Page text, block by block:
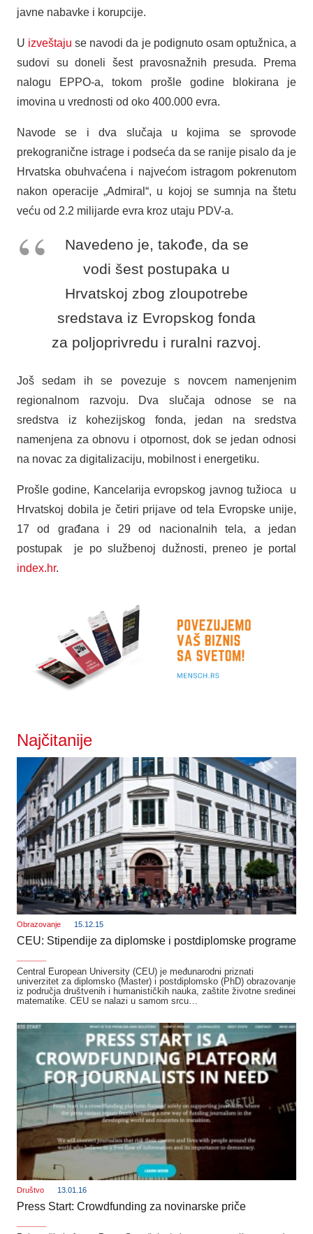
javne nabavke i korupcije.
U izveštaju se navodi da je podignuto osam optužnica, a
sudovi su doneli šest pravosnažnih presuda. Prema
nalogu EPPO-a, tokom prošle godine blokirana je
imovina u vrednosti od oko 400.000 evra.
Navode se i dva slučaja u kojima se sprovode
prekogranične istrage i podseća da se ranije pisalo da je
Hrvatska obuhvaćena i najvećom istragom pokrenutom
nakon operacije „Admiral“, u kojoj se sumnja na štetu
veću od 2.2 milijarde evra kroz utaju PDV-a.
Navedeno je, takođe, da se
vodi šest postupaka u
Hrvatskoj zbog zloupotrebe
sredstava iz Evropskog fonda
za poljoprivredu i ruralni razvoj.
Još sedam ih se povezuje s novcem namenjenim
regionalnom razvoju. Dva slučaja odnose se na
sredstva iz kohezijskog fonda, jedan na sredstva
namenjena za obnovu i otpornost, dok se jedan odnosi
na novac za digitalizaciju, mobilnost i energetiku.
Prošle godine, Kancelarija evropskog javnog tužioca u
Hrvatskoj dobila je četiri prijave od tela Evropske unije,
17 od građana i 29 od nacionalnih tela, a jedan
postupak je po službenoj dužnosti, preneo je portal
index.hr.
Najčitanije
Obrazovanje 15.12.15
CEU: Stipendije za diplomske i postdiplomske programe
Central European University (CEU) je međunarodni priznati
univerzitet za diplomsko (Master) i postdiplomsko (PhD) obrazovanje
iz područja društvenih i humanističkih nauka, zaštite životne sredinei
matematike. CEU se nalazi u samom srcu…
Društvo 13.01.16
Press Start: Crowdfunding za novinarske priče